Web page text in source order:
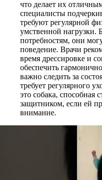
что делает их
специалисты
требуют регулярной
умственной нагрузки.
потребностям, они
поведение. Врачи
время дрессировке и
обеспечить
важно следить за
требует регулярного
это собака, способная
защитником, если ей
внимание.